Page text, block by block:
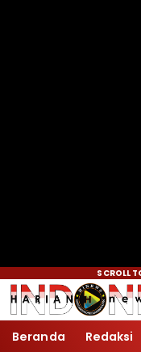
SCROLL
Beranda Redaksi